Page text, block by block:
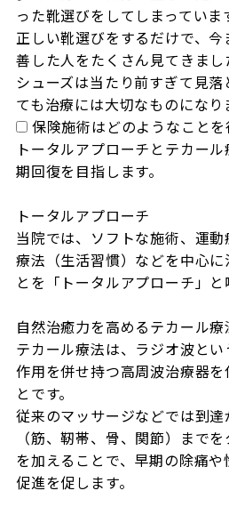
った靴選びをしてしまっていま
正しい靴選びをするだけで、
善した人をたくさん見てきまし
シューズは当たり前すぎて見
ても治療には大切なものになり
保険施術はどのようなことを
トータルアプローチとテカー
期回復を目指します。
トータルアプローチ
当院では、ソフトな施術、運
療法（生活習慣）などを中心
とを「トータルアプローチ」と
自然治癒力を高めるテカール療
テカール療法は、ラジオ波と
作用を併せ持つ高周波治療器
とです。
従来のマッサージなどでは到
（筋、靭帯、骨、関節）まで
を加えることで、早期の除痛
促進を促します。